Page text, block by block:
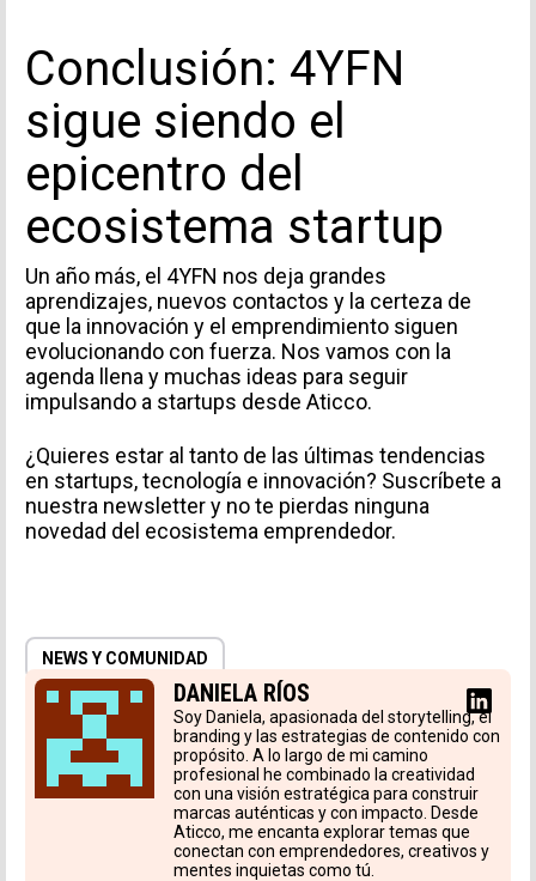
Conclusión: 4YFN
sigue siendo el
epicentro del
ecosistema startup
Un año más, el 4YFN nos deja grandes
aprendizajes, nuevos contactos y la certeza de
que la innovación y el emprendimiento siguen
evolucionando con fuerza. Nos vamos con la
agenda llena y muchas ideas para seguir
impulsando a startups desde Aticco.
¿Quieres estar al tanto de las últimas tendencias
en startups, tecnología e innovación? Suscríbete a
nuestra newslettery no te pierdas ninguna
novedad del ecosistema emprendedor.
NEWS Y COMUNIDAD
DANIELA RÍOS
Soy Daniela, apasionada del storytelling, el
branding y las estrategias de contenido con
propósito. A lo largo de mi camino
profesional he combinado la creatividad
con una visión estratégica para construir
marcas auténticas y con impacto. Desde
Aticco, me encanta explorar temas que
conectan con emprendedores, creativos y
mentes inquietas como tú.